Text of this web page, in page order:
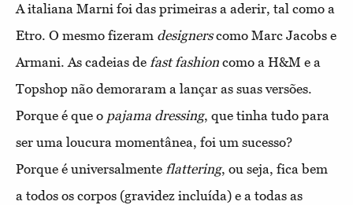
A italiana Marni foi das primeiras a aderir, tal como a
Etro. O mesmo fizeram designerscomo Marc Jacobs e
Armani. As cadeias de fast fashion como a H&M e a
Topshop não demoraram a lançar as suas versões.
Porque é que o pajama dressing, que tinha tudo para
ser uma loucura momentânea, foi um sucesso?
Porque é universalmente flattering, ou seja, fica bem
a todos os corpos (gravidez incluída) e a todas as